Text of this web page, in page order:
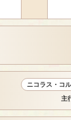
ニコラス・コ
主